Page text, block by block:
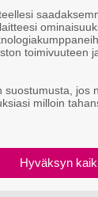
ja
toimivuuteen
jos
milloin
Hyväksyn